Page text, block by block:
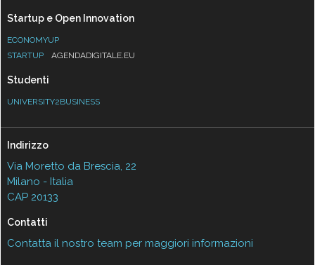
Startup e Open Innovation
ECONOMYUP
STARTUP
AGENDADIGITALE.EU
Studenti
UNIVERSITY2BUSINESS
Indirizzo
Via Moretto da Brescia, 22
Milano - Italia
CAP 20133
Contatti
Contatta il nostro team per maggiori informazioni